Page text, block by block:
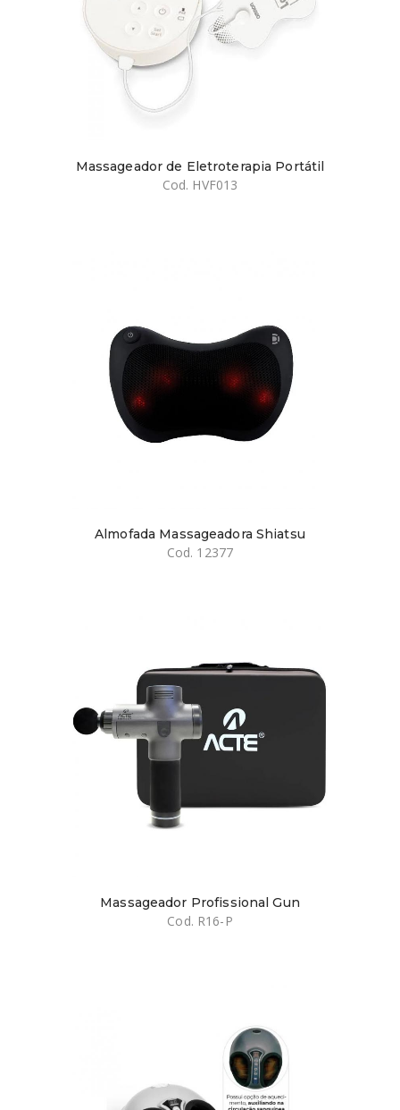
Massageador de Eletroterapia Portátil
Cod. HVF013
Almofada Massageadora Shiatsu
Cod. 12377
Massageador Profissional Gun
Cod. R16-P